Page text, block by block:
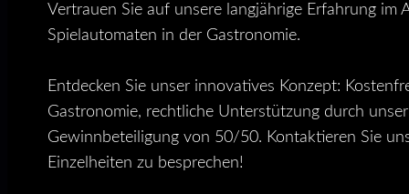
Vertrauen Sie auf unsere langjährige Erfahrung im
Spielautomaten in der Gastronomie.
Entdecken Sie unser innovatives Konzept:
Gastronomie, rechtliche Unterstützung durch
Gewinnbeteiligung von 50/50. Kontaktieren Sie
Einzelheiten zu besprechen!